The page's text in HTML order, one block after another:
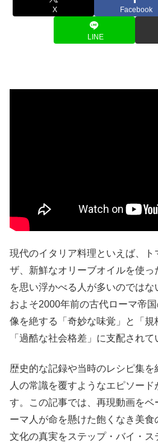
X Facebook
LINE
現代のイタリア料理といえば、
ザ、新鮮なオリーブオイルを使
を思い浮かべる人が多いのではな
およそ2000年前の古代ローマ帝
像を絶する「奇妙な味覚」と「規
「過酷な社会格差」に支配されて
歴史的な記録や当時のレシピ集
人の常識を覆すようなエピソード
す。この記事では、再現動画をベ
ーマ人が命を懸けた飽くなき美
文化の真実をステップ・バイ・ス